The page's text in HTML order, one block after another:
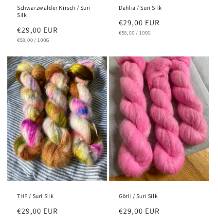
Schwarzwälder Kirsch / Suri
Silk
Normaler
Preis
€29,00 EUR
GRUNDPREIS
€58,00 / PRO
100G
Dahlia / Suri Silk
Normaler
Preis
€29,00 EUR
GRUNDPREIS
€58,00 / PRO
100G
THF / Suri Silk
Normaler
€29,00 EUR
Görli / Suri Silk
Normaler
€29,00 EUR